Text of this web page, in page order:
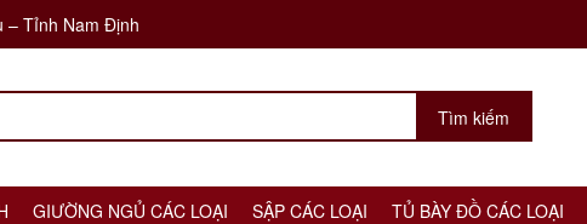
– Tỉnh Nam Định
GIƯỜNG NGỦ CÁC LOẠI SẬP CÁC LOẠI TỦ BÀY ĐỒ CÁC LOẠI